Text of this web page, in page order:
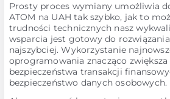
Prosty proces wymiany umożliwia
ATOM na UAH tak szybko, jak to
trudności technicznych nasz
wsparcia jest gotowy do
najszybciej. Wykorzystanie
oprogramowania znacząco
bezpieczeństwa transakcji
bezpieczeństwo danych osobowych.